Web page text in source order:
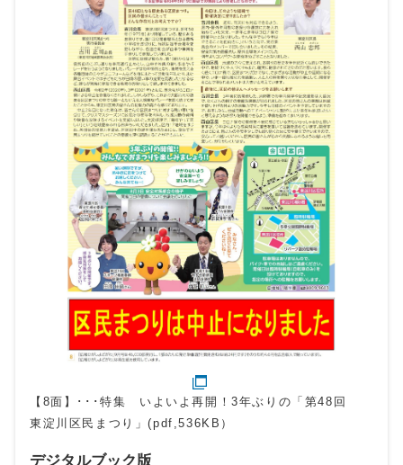
【8面】･･･特集 いよいよ再開！3年ぶりの「第48回
東淀川区民まつり」(pdf,536KB）
デジタルブック版